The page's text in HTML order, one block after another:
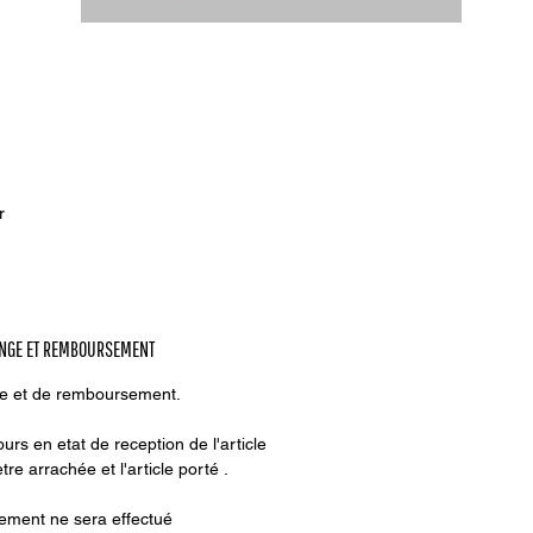
ET REMBOURSEMENT
et de remboursement.
en etat de reception de l'article
arrachée et l'article porté .
ne sera effectué